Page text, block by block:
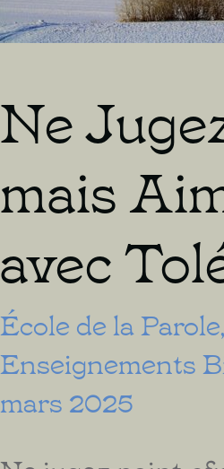
de
Ne
mais
avec
École de la Parole,
Enseignements
mars 2025